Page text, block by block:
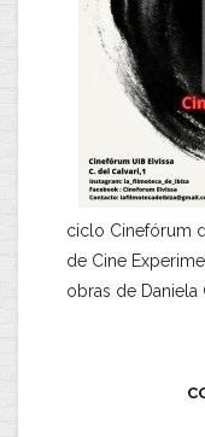
ciclo Cinefórum
de Cine
obras de